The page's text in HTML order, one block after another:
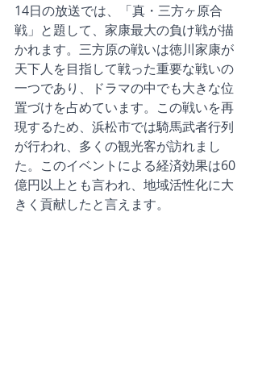
14日の放送では、「真・三方ヶ原合
戦」と題して、家康最大の負け戦が描
かれます。三方原の戦いは徳川家康が
天下人を目指して戦った重要な戦いの
一つであり、ドラマの中でも大きな位
置づけを占めています。この戦いを再
現するため、浜松市では騎馬武者行列
が行われ、多くの観光客が訪れまし
た。このイベントによる経済効果は60
億円以上とも言われ、地域活性化に大
きく貢献したと言えます。